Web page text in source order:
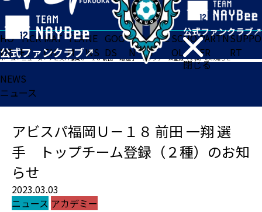
閉じる
HO
ME
TICK
ET
MAT
CH
TEA
M
NE
WS
GOO
DS
FA
N
ACADE
MY
SCHO
OL
PARTN
ER
SUPPO
RT
ホーム>ニュース>アビスパ福岡Ｕ－１８ 前田 一翔 選手 トップチーム登録（２種）のお知らせ
NEWS
ニュース
アビスパ福岡Ｕ－１８ 前田 一翔 選
手 トップチーム登録（２種）のお知
らせ
2023.03.03
ニュース アカデミー